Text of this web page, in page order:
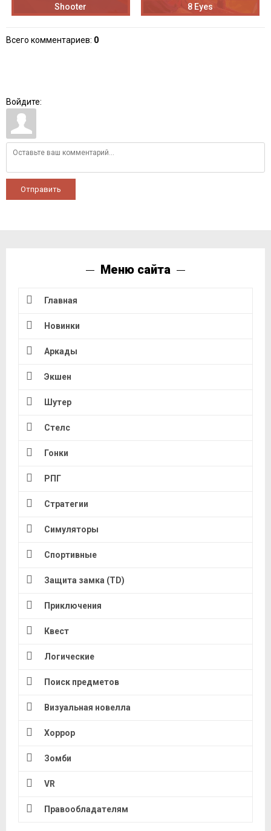
Shooter
8 Eyes
Всего комментариев: 0
Войдите:
Отправить
Меню сайта
Главная
Новинки
Аркады
Экшен
Шутер
Стелс
Гонки
РПГ
Стратегии
Симуляторы
Спортивные
Защита замка (TD)
Приключения
Квест
Логические
Поиск предметов
Визуальная новелла
Хоррор
Зомби
VR
Правообладателям